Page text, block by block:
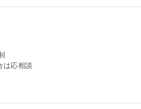
は応相談